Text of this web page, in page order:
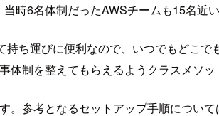
時6名体制だったAWSチームも15名近
ち運びに便利なので、いつでもどこ
制を整えてもらえるようクラスメソ
参考となるセットアップ手順について